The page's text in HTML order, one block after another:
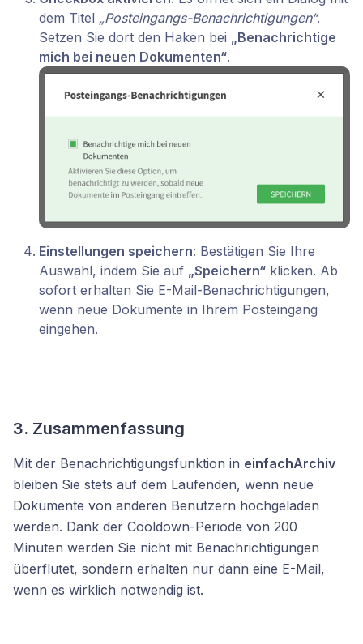
dem Titel „Posteingangs-Benachrichtigungen“.
Setzen Sie dort den Haken bei „Benachrichtige
mich bei neuen Dokumenten“.
Einstellungen speichern: Bestätigen Sie Ihre
Auswahl, indem Sie auf „Speichern“ klicken. Ab
sofort erhalten Sie E-Mail-Benachrichtigungen,
wenn neue Dokumente in Ihrem Posteingang
eingehen.
3. Zusammenfassung
Mit der Benachrichtigungsfunktion in einfachArchiv
bleiben Sie stets auf dem Laufenden, wenn neue
Dokumente von anderen Benutzern hochgeladen
werden. Dank der Cooldown-Periode von 200
Minuten werden Sie nicht mit Benachrichtigungen
überflutet, sondern erhalten nur dann eine E-Mail,
wenn es wirklich notwendig ist.